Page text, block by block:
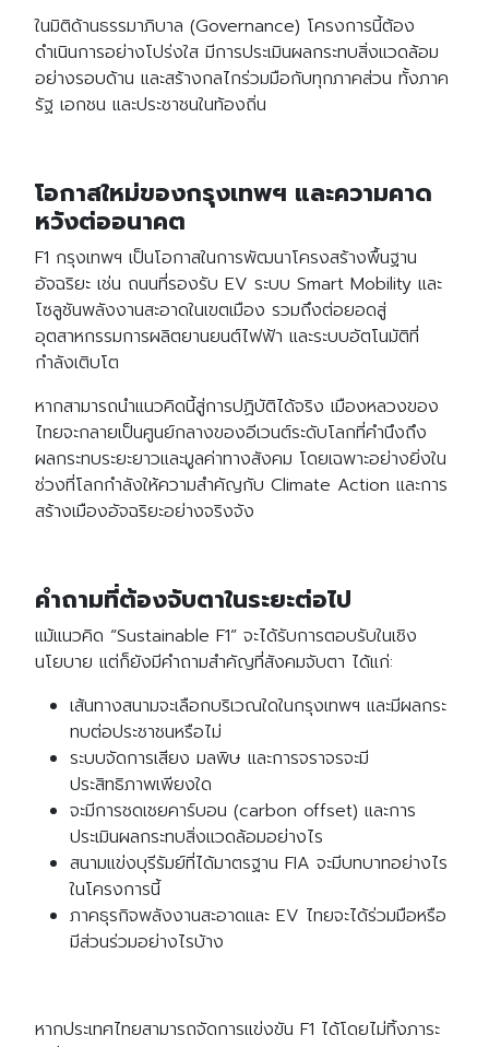
ในมิติด้านธรรมาภิบาล (Governance) โครงการนี้ต้อง
ดำเนินการอย่างโปร่งใส มีการประเมินผลกระทบสิ่งแวดล้อม
อย่างรอบด้าน และสร้างกลไกร่วมมือกับทุกภาคส่วน ทั้งภาค
รัฐ เอกชน และประชาชนในท้องถิ่น
โอกาสใหม่ของกรุงเทพฯ และความคาด
หวังต่ออนาคต
F1 กรุงเทพฯ เป็นโอกาสในการพัฒนาโครงสร้างพื้นฐาน
อัจฉริยะ เช่น ถนนที่รองรับ EV ระบบ Smart Mobility และ
โซลูชันพลังงานสะอาดในเขตเมือง รวมถึงต่อยอดสู่
อุตสาหกรรมการผลิตยานยนต์ไฟฟ้า และระบบอัตโนมัติที่
กำลังเติบโต
หากสามารถนำแนวคิดนี้สู่การปฏิบัติได้จริง เมืองหลวงของ
ไทยจะกลายเป็นศูนย์กลางของอีเวนต์ระดับโลกที่คำนึงถึง
ผลกระทบระยะยาวและมูลค่าทางสังคม โดยเฉพาะอย่างยิ่งใน
ช่วงที่โลกกำลังให้ความสำคัญกับ Climate Action และการ
สร้างเมืองอัจฉริยะอย่างจริงจัง
คำถามที่ต้องจับตาในระยะต่อไป
แม้แนวคิด “Sustainable F1” จะได้รับการตอบรับในเชิง
นโยบาย แต่ก็ยังมีคำถามสำคัญที่สังคมจับตา ได้แก่:
เส้นทางสนามจะเลือกบริเวณใดในกรุงเทพฯ และมีผลกระ
ทบต่อประชาชนหรือไม่
ระบบจัดการเสียง มลพิษ และการจราจรจะมี
ประสิทธิภาพเพียงใด
จะมีการชดเชยคาร์บอน (carbon offset) และการ
ประเมินผลกระทบสิ่งแวดล้อมอย่างไร
สนามแข่งบุรีรัมย์ที่ได้มาตรฐาน FIA จะมีบทบาทอย่างไร
ในโครงการนี้
ภาคธุรกิจพลังงานสะอาดและ EV ไทยจะได้ร่วมมือหรือ
มีส่วนร่วมอย่างไรบ้าง
หากประเทศไทยสามารถจัดการแข่งขัน F1 ได้โดยไม่ทิ้งภาระ